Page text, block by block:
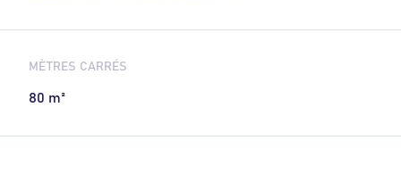
MÈTRES CARRÉS
80 m²